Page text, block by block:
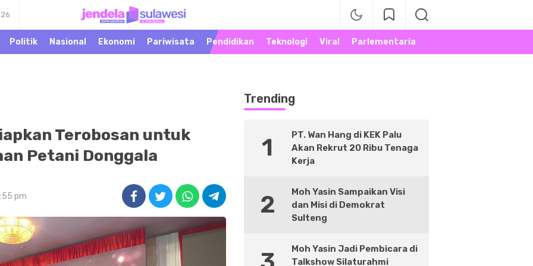
Jendela Sulawesi
Warta Peristiwa di
Khatulistiwa
Politik
Nasional Ekonomi Pariwisata Pendidikan Teknologi Viral Parlementaria
Terobosan untuk
Petani Donggala
pm
Trending
1
PT. Wan Hang di KEK Palu
Akan Rekrut 20 Ribu Tenaga
Kerja
2
Moh Yasin Sampaikan Visi
dan Misi di Demokrat
Sulteng
Moh Yasin Jadi Pembicara di
Talkshow Silaturahmi